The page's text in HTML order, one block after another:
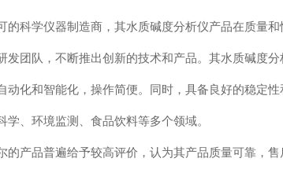
的科学仪器制造商，其水质碱度分析仪产品在质量和
发团队，不断推出创新的技术和产品。其水质碱度
动化和智能化，操作简便。同时，具备良好的稳定性
学、环境监测、食品饮料等多个领域。
的产品普遍给予较高评价，认为其产品质量可靠，售